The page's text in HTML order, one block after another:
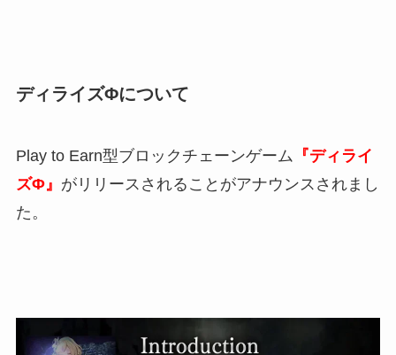
ディライズΦについて
Play to Earn型ブロックチェーンゲーム 『ディライ
ズΦ』 がリリースされることがアナウンスされまし
た。